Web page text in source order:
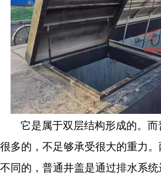
它是属于双层结构形成的。而
很多的，不足够承受很大的重力
不同的，普通井盖是通过排水系